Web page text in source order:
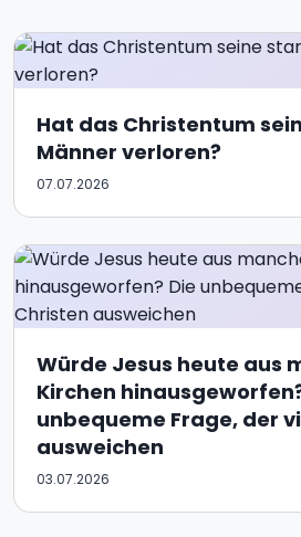
Hat das Christentum
Männer verloren?
07.07.2026
Würde Jesus heute aus
Kirchen
unbequeme Frage, der
ausweichen
03.07.2026